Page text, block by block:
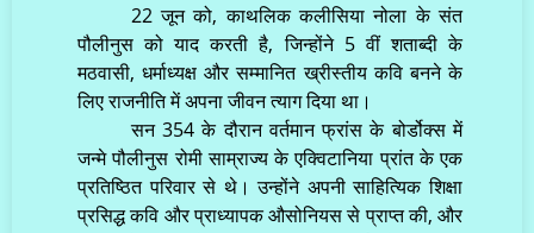
22 जून को, काथलिक कलीसिया नोला के संत
पौलीनुस को याद करती है, जिन्होंने 5 वीं शताब्दी के
मठवासी, धर्माध्यक्ष और सम्मानित ख्रीस्तीय कवि बनने के
लिए राजनीति में अपना जीवन त्याग दिया था।
सन 354 के दौरान वर्तमान फ्रांस के बोर्डोक्स में
जन्मे पौलीनुस रोमी साम्राज्य के एक्विटानिया प्रांत के एक
प्रतिष्ठित परिवार से थे। उन्होंने अपनी साहित्यिक शिक्षा
प्रसिद्ध कवि और प्राध्यापक औसोनियस से प्राप्त की, और